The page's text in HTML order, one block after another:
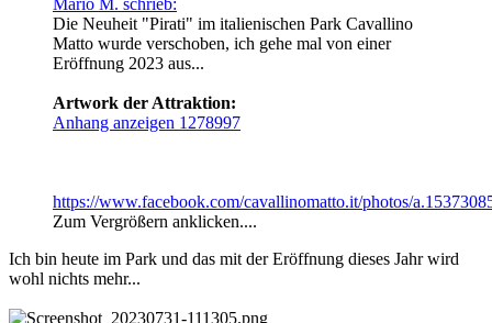
Mario M. schrieb:
Die Neuheit "Pirati" im italienischen Park Cavallino
Matto wurde verschoben, ich gehe mal von einer
Eröffnung 2023 aus...
Artwork der Attraktion:
Anhang anzeigen 1278997
https://www.facebook.com/cavallinomatto.it/photos/
Zum Vergrößern anklicken....
Ich bin heute im Park und das mit der Eröffnung dieses Jahr wird
wohl nichts mehr...